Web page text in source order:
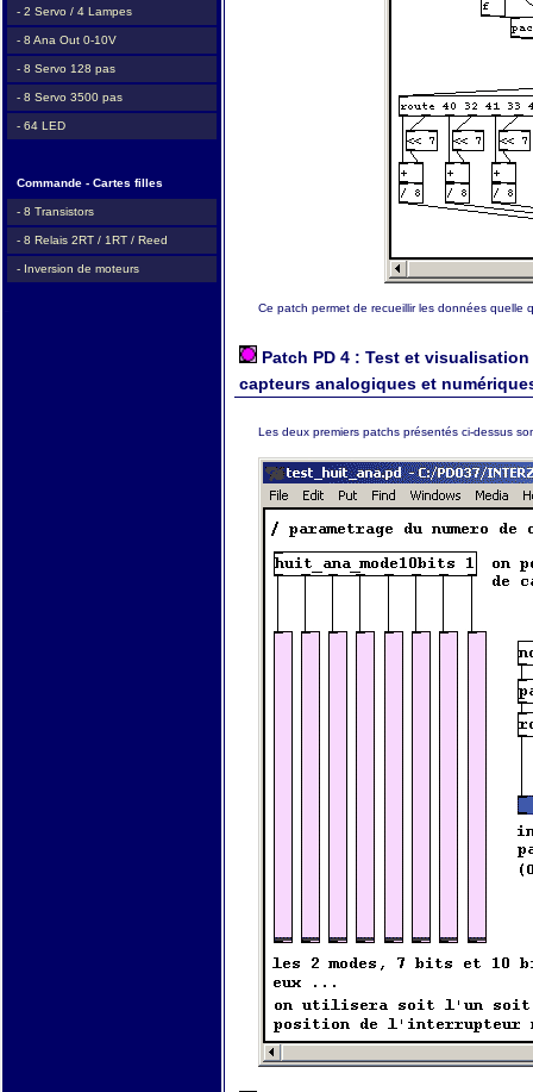
- 2 Servo / 4 Lampes
- 8 Ana Out 0-10V
- 8 Servo 128 pas
- 8 Servo 3500 pas
- 64 LED
Commande - Cartes filles
- 8 Transistors
- 8 Relais 2RT / 1RT / Reed
- Inversion de moteurs
Ce patch permet de recueillir les données quelle
Patch PD 4 : Test et
capteurs analogiques et
Les deux premiers patchs présentés ci-dessus